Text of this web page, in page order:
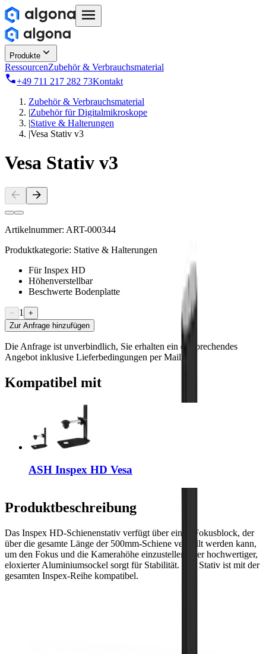
Produkte
RessourcenZubehör & Verbrauchsmaterial
+49 711 217 282 73Kontakt
Zubehör & Verbrauchsmaterial
|Zubehör für Digitalmikroskope
|Stative & Halterungen
|Vesa Stativ v3
Vesa Stativ v3
Artikelnummer: ART-000344
Produktkategorie: Stative & Halterungen
Für Inspex HD
Höhenverstellbar
Beschwerte Bodenplatte
− 1
+
Zur Anfrage hinzufügen
Die Anfrage ist unverbindlich, Sie erhalten ein entsprechendes
Angebot inklusive Lieferbedingungen per Mail
Kompatibel mit
ASH Inspex HD Vesa
Produktbeschreibung
Das Inspex HD-Schienenstativ verfügt über einen Fokusblock, der
über die gesamte Länge der 500mm-Schiene verstellt werden kann,
um den Fokus und die Kamerahöhe einzustellen. Der hochwertiger,
eloxierter Aluminiumsockel sorgt für Stabilität. Das Stativ ist mit der
gesamten Inspex-Reihe kompatibel.